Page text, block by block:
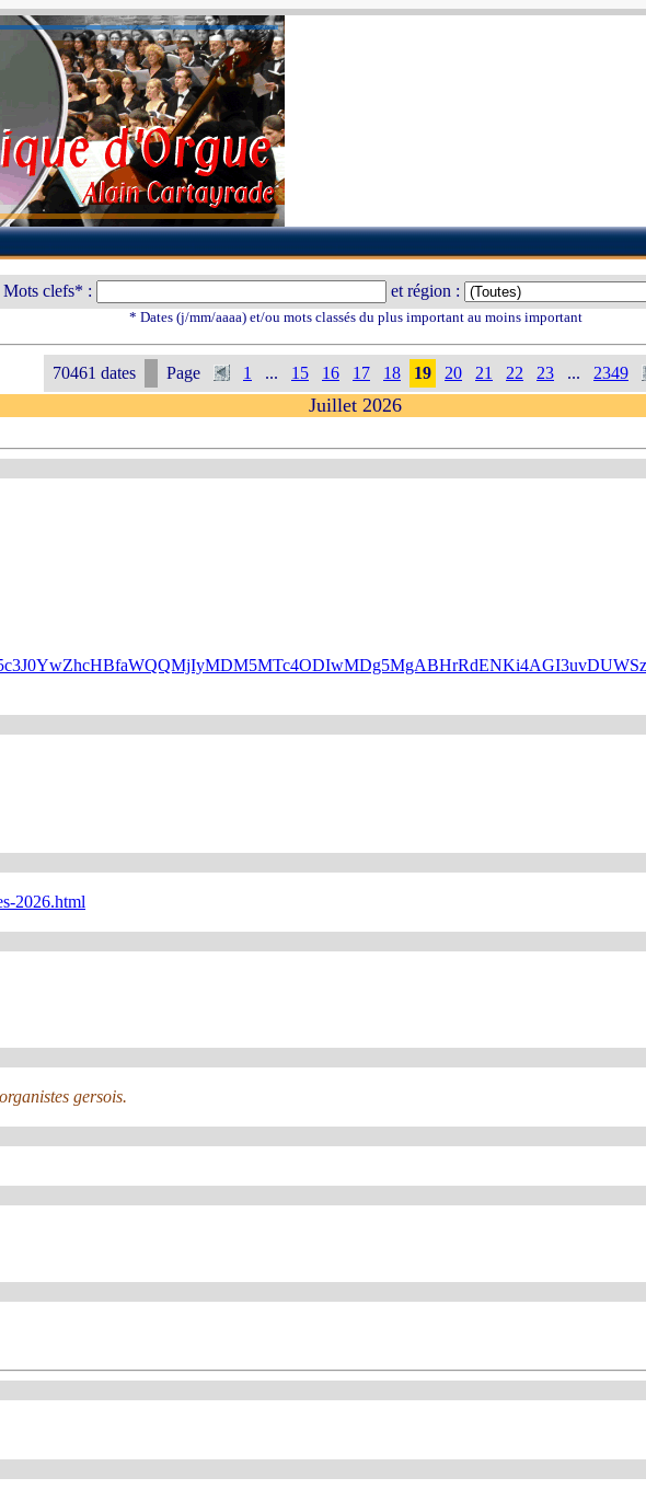
Mots clefs* : et région :
* Dates (j/mm/aaaa) et/ou mots classés du plus important au moins important
70461 dates Page 1 ... 15 16 17 18 19 20 21 22 23 ... 2349
Juillet 2026
2026.html
gersois.